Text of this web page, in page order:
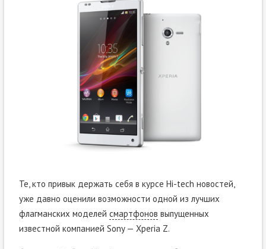
Те, кто привык держать себя в курсе Hi-tech новостей,
уже давно оценили возможности одной из лучших
флагманских моделей смартфонов выпущенных
известной компанией Sony — Xperia Z.